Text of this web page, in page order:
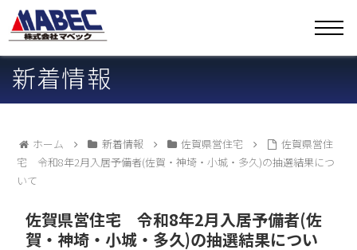
新着情報
ホーム 新着情報 佐賀県営住宅
佐賀県営住
宅 令和8年2月入居予備者(佐賀・神埼・小城・多久)の抽選結果につ
いて
佐賀県営住宅 令和8年2月入居予備者(佐
賀・神埼・小城・多久)の抽選結果につい